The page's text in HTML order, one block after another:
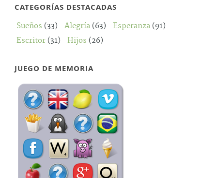
CATEGORÍAS DESTACADAS
Sueños (33) Alegría (63) Esperanza (91)
Escritor (31) Hijos (26)
JUEGO DE MEMORIA